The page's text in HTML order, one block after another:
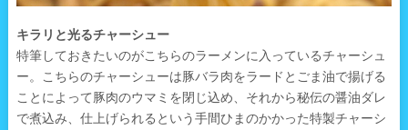
キラリと光るチャーシュー
特筆しておきたいのがこちらのラーメンに入っているチャーシュ
ー。こちらのチャーシューは豚バラ肉をラードとごま油で揚げる
ことによって豚肉のウマミを閉じ込め、それから秘伝の醤油ダレ
で煮込み、仕上げられるという手間ひまのかかった特製チャーシ